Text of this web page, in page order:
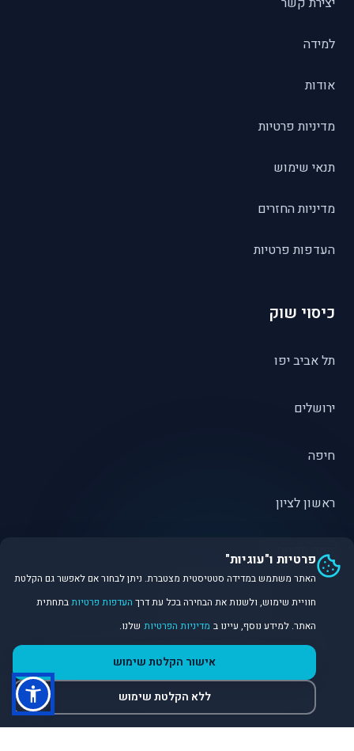
למידה
אודות
מדיניות פרטיות
תנאי שימוש
מדיניות החזרים
העדפות פרטיות
כיסוי שוק
תל אביב יפו
ירושלים
חיפה
ראשון לציון
פתח תקווה
©
פלטפורמת נתונים ובינה מלאכותית לניתוח שוק הנדל״ן.
פרטיות ו"עוגיות"
האתר משתמש במדידה סטטיסטית מצטברת. ניתן לבחור אם לאפשר גם הקלטת
חוויית שימוש, ולשנות את הבחירה בכל עת דרך העדפות פרטיותבתחתית
האתר. למידע נוסף, עיינו ב מדיניות הפרטיות שלנו.
אישור הקלטת שימוש
ללא הקלטת שימוש